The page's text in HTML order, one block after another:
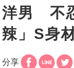
洋男 不
辣」S身
分享